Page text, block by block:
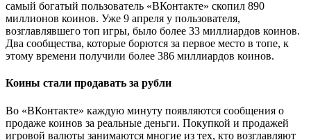
самый богатый пользователь «ВКонтакте» скопил 890
миллионов коинов. Уже 9 апреля у пользователя,
возглавлявшего топ игры, было более 33 миллиардов коинов.
Два сообщества, которые борются за первое место в топе, к
этому времени получили более 386 миллиардов коинов.
Коины стали продавать за рубли
Во «ВКонтакте» каждую минуту появляются сообщения о
продаже коинов за реальные деньги. Покупкой и продажей
игровой валюты занимаются многие из тех, кто возглавляют